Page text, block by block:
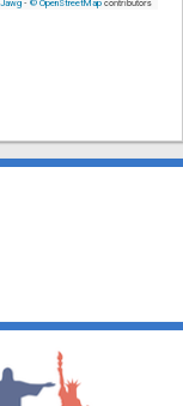
© OpenStreetMap